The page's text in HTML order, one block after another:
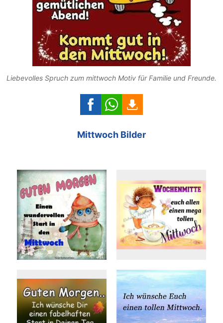
Liebevolles Spruch zum mittwoch Motiv für Familie und Freunde.
Mittwoch Bilder